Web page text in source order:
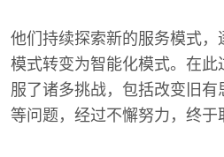
他们持续探索新的服务模式，
模式转变为智能化模式。在
服了诸多挑战，包括改变旧
等问题，经过不懈努力，终于